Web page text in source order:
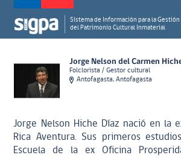
Sistema de Información para la Gestión
del Patrimonio Cultural Inmaterial
Jorge Nelson del Carmen
Folclorista / Gestor cultural
Antofagasta, Antofagasta
Jorge Nelson Hiche Díaz nació en la
Rica Aventura. Sus primeros
Escuela de la ex Oficina